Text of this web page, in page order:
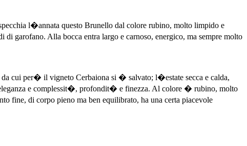
l�annata questo Brunello dal colore rubino, molto limpido e
garofano. Alla bocca entra largo e carnoso, energico, ma sempre molto
cui per� il vigneto Cerbaiona si � salvato; l�estate secca e calda,
e complessit�, profondit� e finezza. Al colore � rubino, molto
fine, di corpo pieno ma ben equilibrato, ha una certa piacevole